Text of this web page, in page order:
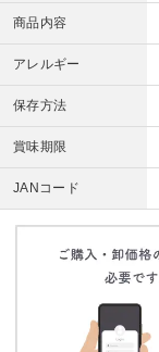
商品内容
アレルギー
保存方法
賞味期限
JANコード